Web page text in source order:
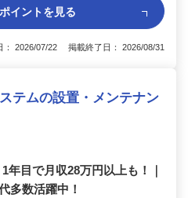
イントを見る
： 2026/07/22 掲載終了日： 2026/08/31
テムの設置・メンテナン
目で月収28万円以上も！｜
多数活躍中！